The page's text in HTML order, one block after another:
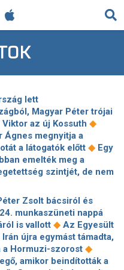
KERESÉS
lett
Magyar Péter trójai
az új Kossuth ◆
Ágnes megnyitja a
a látogatók előtt ◆ Egy
emelték meg a
szintjét, de nem
beszéde alatt
Kdnp az
a tiszások vastapsa volt
zene◆ Iránnak nem kell
túlélnie Trump
Visszahívták a
Zsolt bácsiról és
munkaszüneti nappá
is vallott ◆ Az Egyesült
újra egymást támadta,
a Hormuzi-szorost ◆
amikor beindították a